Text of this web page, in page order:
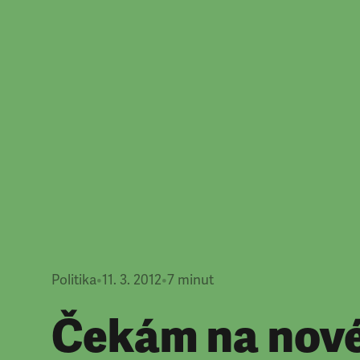
Politika•11. 3. 2012•7 minut
Čekám na